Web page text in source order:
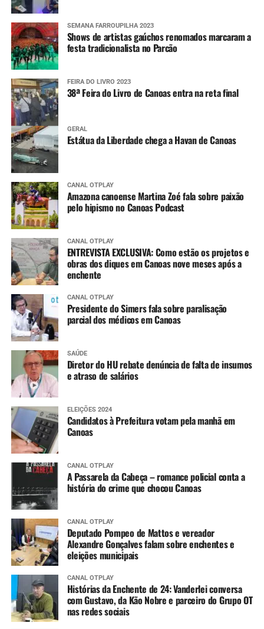
SEMANA FARROUPILHA 2023
Shows de artistas gaúchos renomados marcaram a
festa tradicionalista no Parcão
FEIRA DO LIVRO 2023
38ª Feira do Livro de Canoas entra na reta final
GERAL
Estátua da Liberdade chega a Havan de Canoas
CANAL OTPLAY
Amazona canoense Martina Zoé fala sobre paixão
pelo hipismo no Canoas Podcast
CANAL OTPLAY
ENTREVISTA EXCLUSIVA: Como estão os projetos e
obras dos diques em Canoas nove meses após a
enchente
CANAL OTPLAY
Presidente do Simers fala sobre paralisação
parcial dos médicos em Canoas
SAÚDE
Diretor do HU rebate denúncia de falta de insumos
e atraso de salários
ELEIÇÕES 2024
Candidatos à Prefeitura votam pela manhã em
Canoas
CANAL OTPLAY
A Passarela da Cabeça – romance policial conta a
história do crime que chocou Canoas
CANAL OTPLAY
Deputado Pompeo de Mattos e vereador
Alexandre Gonçalves falam sobre enchentes e
eleições municipais
CANAL OTPLAY
Histórias da Enchente de 24: Vanderlei conversa
com Gustavo, da Kão Nobre e parceiro do Grupo OT
nas redes sociais